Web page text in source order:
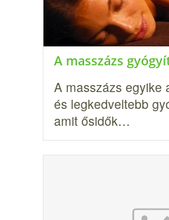
A masszázs
A masszázs egyike
és legkedveltebb
amit ősidők…